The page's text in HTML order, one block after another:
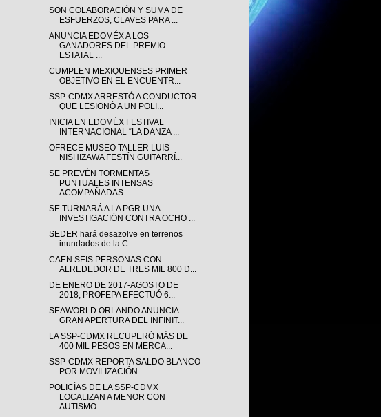
SON COLABORACIÓN Y SUMA DE
ESFUERZOS, CLAVES PARA ...
ANUNCIA EDOMÉX A LOS
GANADORES DEL PREMIO
ESTATAL ...
CUMPLEN MEXIQUENSES PRIMER
OBJETIVO EN EL ENCUENTR...
SSP-CDMX ARRESTÓ A CONDUCTOR
QUE LESIONÓ A UN POLI...
INICIA EN EDOMÉX FESTIVAL
INTERNACIONAL “LA DANZA ...
OFRECE MUSEO TALLER LUIS
NISHIZAWA FESTÍN GUITARRÍ...
SE PREVÉN TORMENTAS
PUNTUALES INTENSAS
ACOMPAÑADAS...
SE TURNARÁ A LA PGR UNA
INVESTIGACIÓN CONTRA OCHO ...
SEDER hará desazolve en terrenos
inundados de la C...
CAEN SEIS PERSONAS CON
ALREDEDOR DE TRES MIL 800 D...
DE ENERO DE 2017-AGOSTO DE
2018, PROFEPA EFECTUÓ 6...
SEAWORLD ORLANDO ANUNCIA
GRAN APERTURA DEL INFINIT...
LA SSP-CDMX RECUPERÓ MÁS DE
400 MIL PESOS EN MERCA...
SSP-CDMX REPORTA SALDO BLANCO
POR MOVILIZACIÓN
POLICÍAS DE LA SSP-CDMX
LOCALIZAN A MENOR CON
AUTISMO